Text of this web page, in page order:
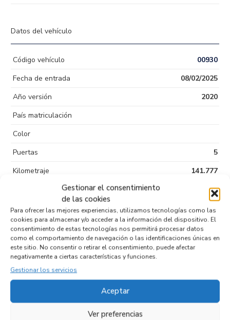
Gestionar el consentimiento
de las cookies
Para ofrecer las mejores experiencias, utilizamos tecnologías como las
cookies para almacenar y/o acceder a la información del dispositivo. El
consentimiento de estas tecnologías nos permitirá procesar datos
como el comportamiento de navegación o las identificaciones únicas en
este sitio. No consentir o retirar el consentimiento, puede afectar
negativamente a ciertas características y funciones.
Gestionar los servicios
Aceptar
Ver preferencias
Datos del vehículo
Código vehículo
00930
Fecha de entrada
08/02/2025
Año versión
2020
País matriculación
Color
Puertas
5
Kilometraje
141.777
Código motor
K9K
Código cambio
Productos relacionados